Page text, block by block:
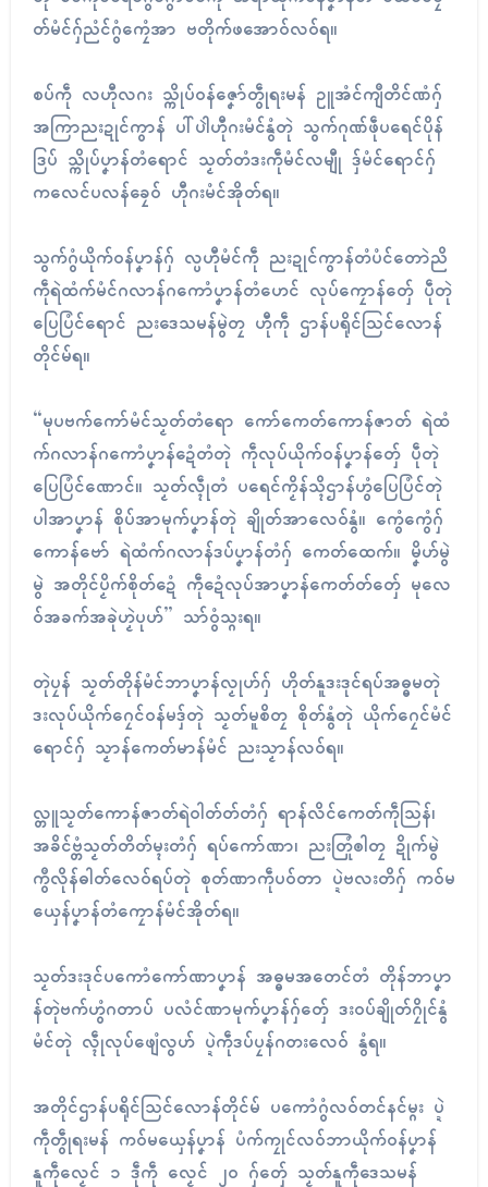
တ်မံၚ်ဂှ်ညံၚ်ဂွံကၠေံအာ ဗတိုက်ဖအောဝ်လဝ်ရ။
စပ်ကဵု လဟီုလဂး သ္ကိုပ်ဝန်ဇၞော်တွဵုရးမန် ဥူအံၚ်ကျဳတိၚ်ဏံဂှ်
အကြာညးဍုၚ်ကွာန် ပါ်ပါဲဟီုဂးမံၚ်နွံတုဲ သွက်ဂုဏ်ဖဵုပရေၚ်ပိုန်
ဒြပ် သ္ကိုပ်ပၞာန်တံရောၚ် သၟတ်တံဒးကဵုမံၚ်လမျီု ဒှ်မံၚ်ရောၚ်ဂှ်
ကလေၚ်ပလန်ခၠေဝ် ဟီုဂးမံၚ်အိုတ်ရ။
သွက်ဂွံယိုက်ဝန်ပၞာန်ဂှ် လ္ပဟီုမံၚ်ကဵု ညးဍုၚ်ကွာန်တံပံၚ်တောဲညိ
ကဵုရဲထံက်မံၚ်ဂလာန်ဂကောံပၞာန်တံဟေၚ် လုပ်ကၠောန်တှ်ေ ပဵုတုဲ
ပြေပြံၚ်ရောၚ် ညးဒေသမန်မွဲတၠ ဟီုကဵု ဌာန်ပရိုၚ်သြၚ်လောန်
တိုၚ်မ်ရ။
“မုပဗက်ကော်မံၚ်သၟတ်တံရော ကော်ကေတ်ကောန်ဇာတ် ရဲထံ
က်ဂလာန်ဂကောံပၞာန်ဍေံတံတုဲ ကဵုလုပ်ယိုက်ဝန်ပၞာန်တှ်ေ ပဵုတုဲ
ပြေပြံၚ်ဏောၚ်။ သၟတ်လ္ၚဵုတံ ပရေၚ်ကၟိန်သ္ၚိဌာန်ဟွံပြေပြံၚ်တုဲ
ပါအာပၞာန် စိုပ်အာမုက်ပၞာန်တုဲ ချိုတ်အာလေဝ်နွံ။ ကွေံကွေံဂှ်
ကောန်ဗော် ရဲထံက်ဂလာန်ဒပ်ပၞာန်တံဂှ် ကေတ်ထေက်။ မၞိဟ်မွဲ
မွဲ အတိုၚ်ပၟိက်စိုတ်ဍေံ ကဵုဍေံလုပ်အာပၞာန်ကေတ်တ်တှ်ေ မုလေ
ဝ်အခက်အခုဲဟၟဲပုဟ်” သာ်ဝွံသ္ဂးရ။
တုဲပၠန် သၟတ်တိုန်မံၚ်ဘာပၞာန်လၟုဟ်ဂှ် ဟိုတ်နူဒးဒုၚ်ရပ်အဓ္ဓမတုဲ
ဒးလုပ်ယိုက်ဂၠေၚ်ဝန်မဒှ်တုဲ သၟတ်မူစိတၠ စိုတ်နွံတုဲ ယိုက်ဂၠေၚ်မံၚ်
ရောၚ်ဂှ် သၟာန်ကေတ်မာန်မံၚ် ညးသၟာန်လဝ်ရ။
လ္တူသၟတ်ကောန်ဇာတ်ရဲဝါတ်တ်တံဂှ် ရာန်လိၚ်ကေတ်ကဵုသြန်၊
အခိၚ်ဗ္တံသၟတ်တိတ်မ္ၚးတံဂှ် ရပ်ကော်ဏာ၊ ညးတြုံၜါတၠ ဍိုက်မွဲ
ကွဳလိုန်ဓါတ်လေဝ်ရပ်တုဲ စုတ်ဏာကဵုပဝ်တာ ပ္ဍဲဗလးတိဂှ် ကဝ်မ
ယှေန်ပၞာန်တံကၠောန်မံၚ်အိုတ်ရ။
သၟတ်ဒးဒုၚ်ပကောံကော်ဏာပၞာန် အဓ္ဓမအတေၚ်တံ တိုန်ဘာပၞာ
န်တုဲဗက်ဟွံဂတာပ် ပလံၚ်ဏာမုက်ပၞာန်ဂှ်တှ်ေ ဒးဝပ်ချိုတ်ဂၠိုၚ်နွံ
မံၚ်တုဲ လ္ၚဵုလုပ်ဖျေံလွဟ် ပ္ဍဲကဵုဒပ်ပၠန်ဂတးလေဝ် နွံရ။
အတိုၚ်ဌာန်ပရိုၚ်သြၚ်လောန်တိုၚ်မ် ပကောံဂွံလဝ်တၚ်နၚ်မ္ဂး ပ္ဍဲ
ကဵုတွဵုရးမန် ကဝ်မယှေန်ပၞာန် ပံက်ကၠုၚ်လဝ်ဘာယိုက်ဝန်ပၞာန်
နူကဵုလၟေၚ် ၁ ဒဵုကဵု လၟေၚ် ၂၀ ဂှ်တှ်ေ သၟတ်နူကဵုဒေသမန်